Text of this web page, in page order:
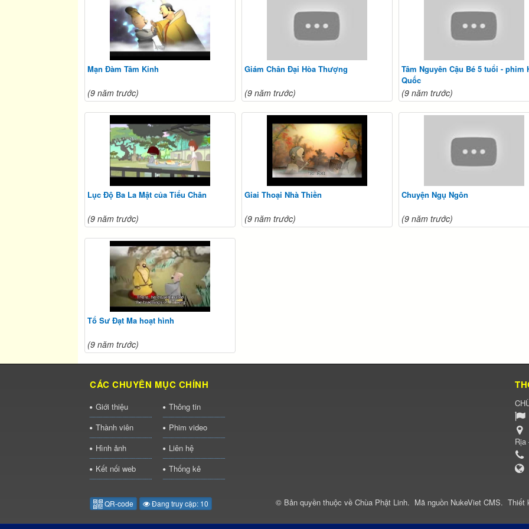
Mạn Đàm Tâm Kinh
(9 năm trước)
Giám Chân Đại Hòa Thượng
(9 năm trước)
Tâm Nguyên Cậu Bé 5 tuổi - phim
Quốc
(9 năm trước)
Lục Độ Ba La Mật của Tiểu Chân
(9 năm trước)
Giai Thoại Nhà Thiền
(9 năm trước)
Chuyện Ngụ Ngôn
(9 năm trước)
Tổ Sư Đạt Ma hoạt hình
(9 năm trước)
CÁC CHUYÊN MỤC CHÍNH
Giới thiệu
Thông tin
Thành viên
Phim video
Hình ảnh
Liên hệ
Kết nối web
Thống kê
Rịa
QR-code Đang truy cập: 10 © Bản quyền thuộc về Chùa Phật Linh. Mã nguồn NukeViet CMS. Thiết